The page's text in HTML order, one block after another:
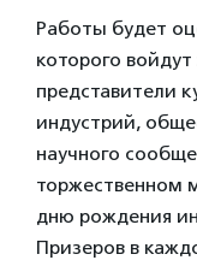
Работы будет
которого
представители
индустрий,
научного
торжественном
дню рождения
Призеров в